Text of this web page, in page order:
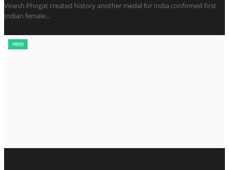
Vinesh Phogat created history another medal for India confirmed first
Indian female...
व्यापार